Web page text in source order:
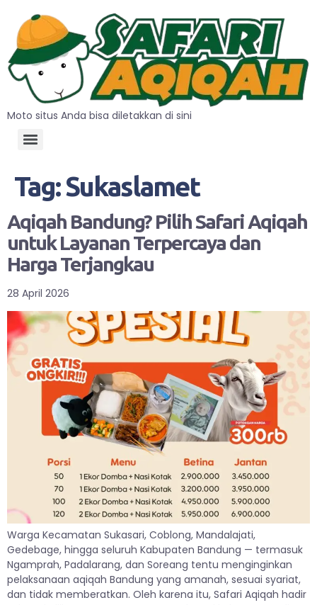
Moto situs Anda bisa diletakkan di sini
Tag:Sukaslamet
Aqiqah Bandung? Pilih Safari Aqiqah
untuk Layanan Terpercaya dan
Harga Terjangkau
28 April 2026
Warga Kecamatan Sukasari, Coblong, Mandalajati,
Gedebage, hingga seluruh Kabupaten Bandung — termasuk
Ngamprah, Padalarang, dan Soreang tentu menginginkan
pelaksanaan aqiqah Bandung yang amanah, sesuai syariat,
dan tidak memberatkan. Oleh karena itu, Safari Aqiqah hadir